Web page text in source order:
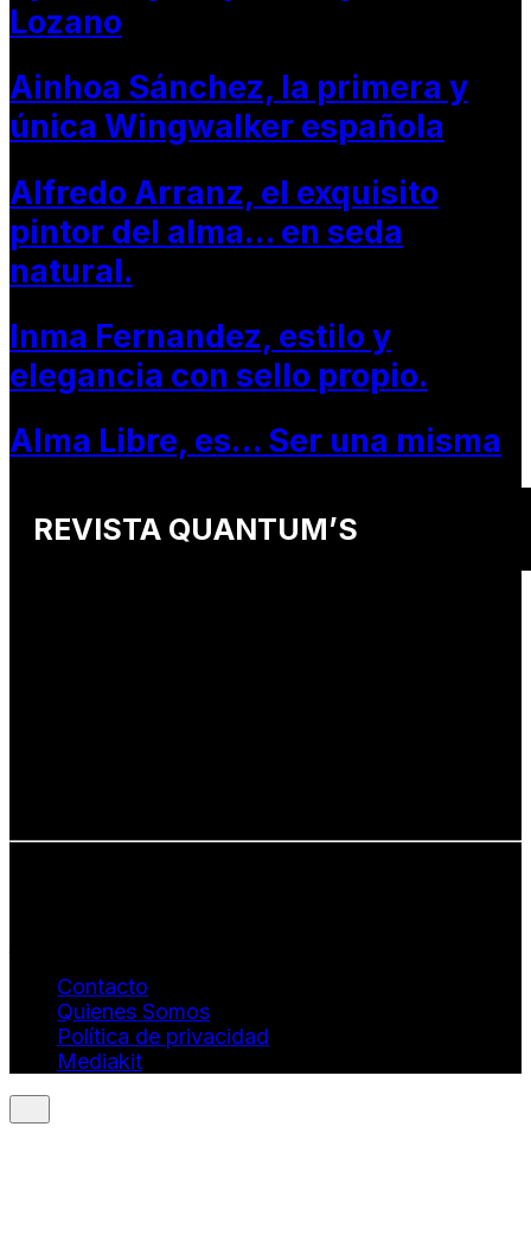
Lozano
Ainhoa Sánchez, la primera y
única Wingwalker española
Alfredo Arranz, el exquisito
pintor del alma… en seda
natural.
Inma Fernandez, estilo y
elegancia con sello propio.
Alma Libre, es… Ser una misma
REVISTA QUANTUM’S
Contacto
Quienes Somos
Política de privacidad
Mediakit